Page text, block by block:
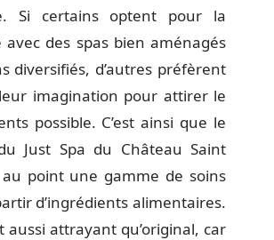
Si certains optent pour la
avec des spas bien aménagés
diversifiés, d’autres préfèrent
imagination pour attirer le
possible. C’est ainsi que le
Just Spa du Château Saint
point une gamme de soins
d’ingrédients alimentaires.
aussi attrayant qu’original, car